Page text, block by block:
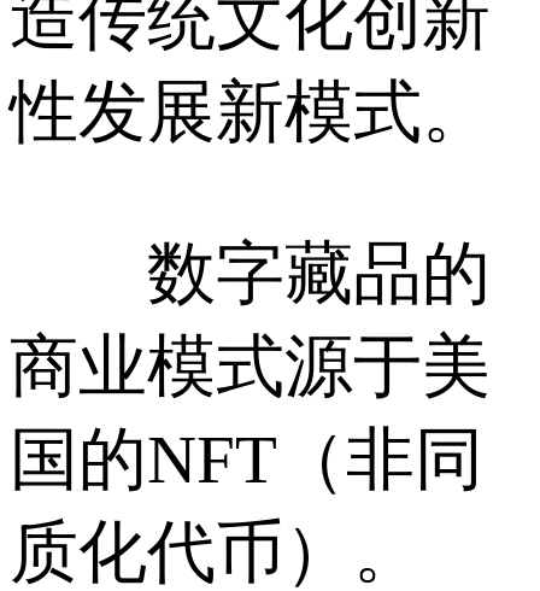
造传统文化创新
性发展新模式。
数字藏品的
商业模式源于美
国的NFT（非同
质化代币）。